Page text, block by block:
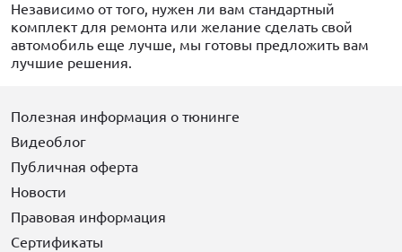
Независимо от того, нужен ли вам стандартный
комплект для ремонта или желание сделать свой
автомобиль еще лучше, мы готовы предложить вам
лучшие решения.
Полезная информация о тюнинге
Видеоблог
Публичная оферта
Новости
Правовая информация
Сертификаты